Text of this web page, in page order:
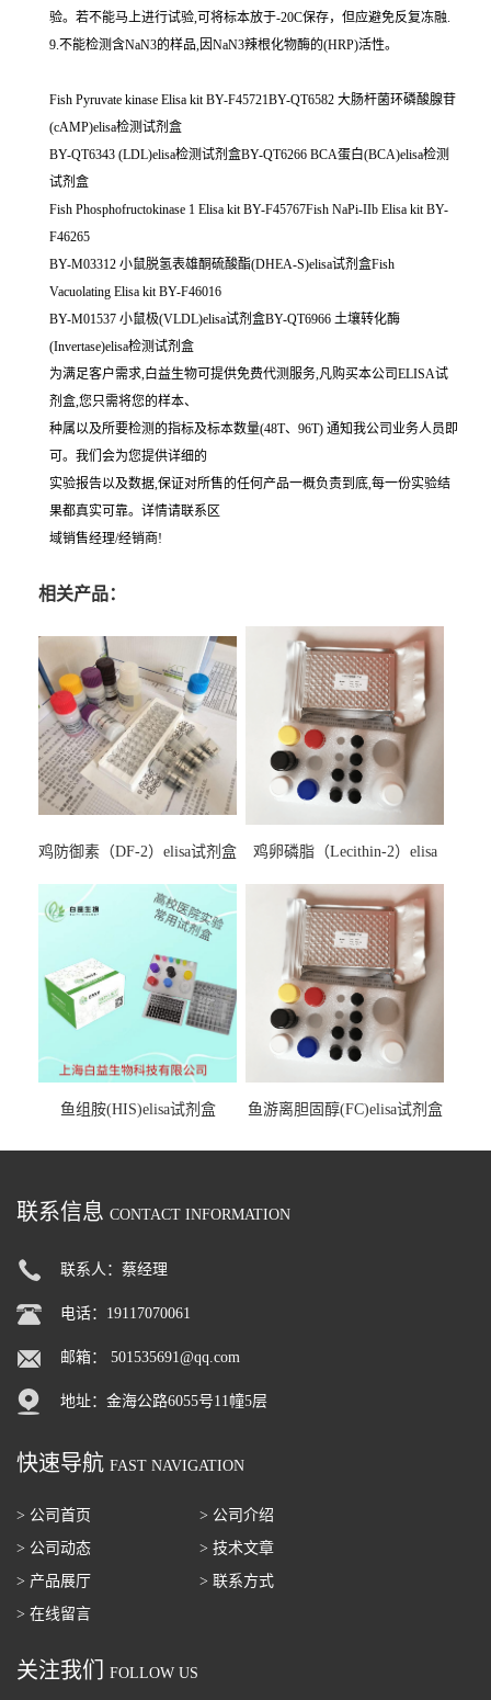
验。若不能马上进行试验,可将标本放于-20C保存，但应避免反复冻融.
9.不能检测含NaN3的样品,因NaN3辣根化物酶的(HRP)活性。
Fish Pyruvate kinase Elisa kit BY-F45721BY-QT6582 大肠杆菌环磷酸腺苷
(cAMP)elisa检测试剂盒
BY-QT6343 (LDL)elisa检测试剂盒BY-QT6266 BCA蛋白(BCA)elisa检测
试剂盒
Fish Phosphofructokinase 1 Elisa kit BY-F45767Fish NaPi-IIb Elisa kit BY-
F46265
BY-M03312 小鼠脱氢表雄酮硫酸酯(DHEA-S)elisa试剂盒Fish
Vacuolating Elisa kit BY-F46016
BY-M01537 小鼠极(VLDL)elisa试剂盒BY-QT6966 土壤转化酶
(Invertase)elisa检测试剂盒
为满足客户需求,白益生物可提供免费代测服务,凡购买本公司ELISA试
剂盒,您只需将您的样本、
种属以及所要检测的指标及标本数量(48T、96T) 通知我公司业务人员即
可。我们会为您提供详细的
实验报告以及数据,保证对所售的任何产品一概负责到底,每一份实验结
果都真实可靠。详情请联系区
域销售经理/经销商!
相关产品：
鸡防御素（DF-2）elisa试剂盒
鸡卵磷脂（Lecithin-2）elisa
鱼组胺(HIS)elisa试剂盒 鱼游离胆固醇(FC)elisa试剂盒
联系信息 CONTACT INFORMATION
联系人：蔡经理
电话：19117070061
邮箱： 501535691@qq.com
地址：金海公路6055号11幢5层
快速导航 FAST NAVIGATION
> 公司首页
> 公司介绍
> 公司动态
> 技术文章
> 产品展厅
> 联系方式
> 在线留言
关注我们 FOLLOW US